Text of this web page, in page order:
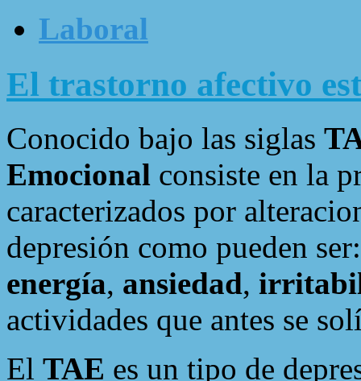
Laboral
El trastorno afectivo
Conocido bajo las siglas
Emocional consiste en la
caracterizados por
depresión como pueden
energía, ansiedad,
actividades que antes se
El TAE es un tipo de